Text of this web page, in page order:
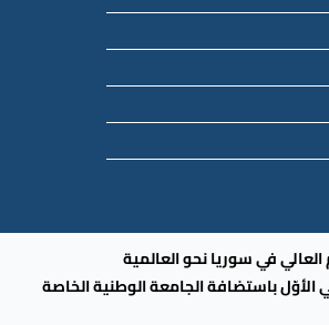
العالي في سوريا نحو العالمية
الأوّل باستضافة الجامعة الوطنية الخاصة